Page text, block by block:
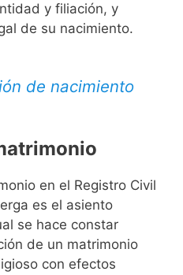
y filiación, y
de su nacimiento.
de nacimiento
en el Registro Civil
es el asiento
se hace constar
de un matrimonio
con efectos